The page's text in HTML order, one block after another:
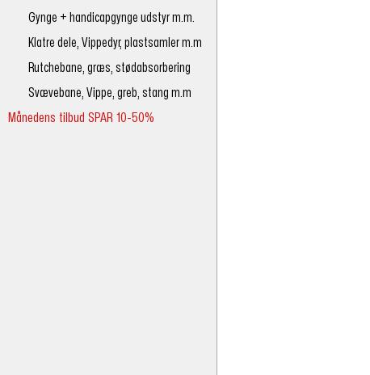
Gynge + handicapgynge udstyr m.m.
Klatre dele, Vippedyr, plastsamler m.m
Rutchebane, græs, stødabsorbering
Svævebane, Vippe, greb, stang m.m
Månedens tilbud SPAR 10-50%